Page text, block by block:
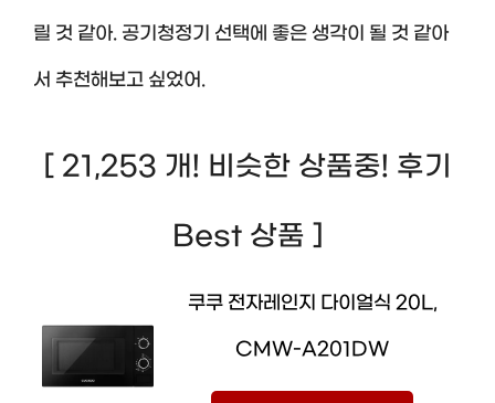
릴 것 같아. 공기청정기 선택에 좋은 생각이 될 것 같아
서 추천해보고 싶었어.
[ 21,253 개! 비슷한 상품중! 후기
Best 상품 ]
쿠쿠 전자레인지 다이얼식 20L,
CMW-A201DW